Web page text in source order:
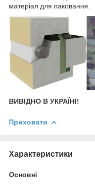
матеріал для паковання.
ВИВІДНО В УКРАЇНІ!
Приховати
Характеристики
Основні